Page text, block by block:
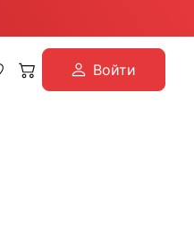
Войти